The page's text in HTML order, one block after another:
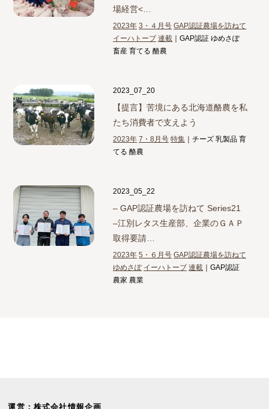
場経営<…
2023年 3・４月号 GAP認証農場を訪ねて
イーハトーブ 連載 ｜GAP認証 ゆめさぽ
畜産 育てる 酪農
2023_07_20
【提言】苦境にある北海道酪農を私
たち消費者で支えよう
2023年 7・8月号 特集 ｜チーズ 乳製品 育
てる 酪農
2023_05_22
– GAP認証農場を訪ねて Series21
–江別レタス生産部、企業のＧＡＰ
取得要請…
2023年 5・６月号 GAP認証農場を訪ねて
ゆめさぽ イーハトーブ 連載 ｜GAP認証
農家 農業
運営：株式会社情報企画